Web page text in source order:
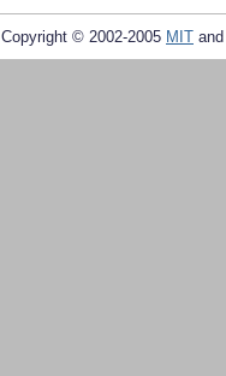
Copyright © 2002-2005 MIT